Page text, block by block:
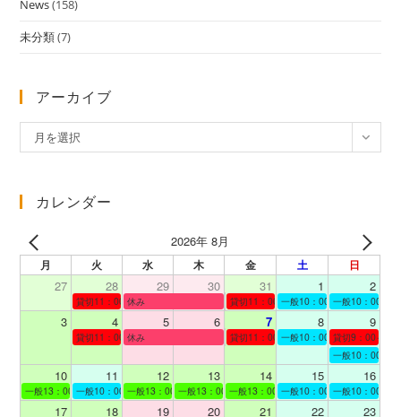
News(158)
未分類(7)
アーカイブ
ー
イ
月を選択
カレンダー
2026年 8月
月 火 水 木 金 土 日
27 28 29 30 31 1 2
貸切11：00～12：00
休み 貸切11：00～12：00一般10：00～19：00
一般10：00～
3 4 5 6 7 8 9
貸切11：00～12：00
休み 貸切11：00～12：00一般10：00～19：00
貸切9：00～10
一般10：00～
10 11 12 13 14 15 16
一般13：00～19：00一般10：00～19：00一般13：00～19：00一般13：00～19：00一般13：00～19：00一般10：00～19：00
一般10：00～
17 18 19 20 21 22 23